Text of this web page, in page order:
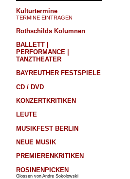
Kulturtermine
TERMINE EINTRAGEN
Rothschilds Kolumnen
BALLETT |
PERFORMANCE |
TANZTHEATER
BAYREUTHER FESTSPIELE
CD / DVD
KONZERTKRITIKEN
LEUTE
MUSIKFEST BERLIN
NEUE MUSIK
PREMIERENKRITIKEN
ROSINENPICKEN
Glossen von Andre Sokolowski